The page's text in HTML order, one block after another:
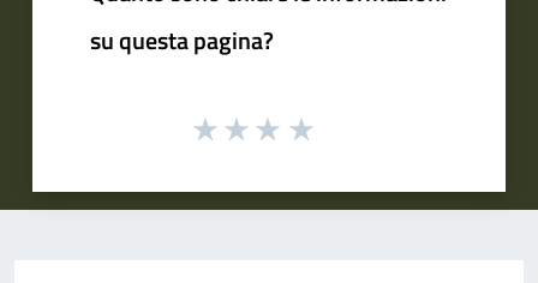
su questa pagina?